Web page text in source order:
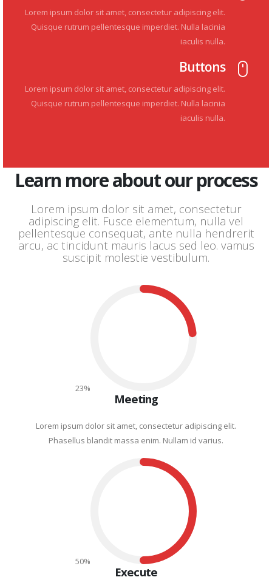
Lorem ipsum dolor sit amet, consectetur adipiscing elit.
Quisque rutrum pellentesque imperdiet. Nulla lacinia
iaculis nulla.
Buttons
Lorem ipsum dolor sit amet, consectetur adipiscing elit.
Quisque rutrum pellentesque imperdiet. Nulla lacinia
iaculis nulla.
Learn more about our process
Lorem ipsum dolor sit amet, consectetur
adipiscing elit. Fusce elementum, nulla vel
pellentesque consequat, ante nulla hendrerit
arcu, ac tincidunt mauris lacus sed leo. vamus
suscipit molestie vestibulum.
24%
Meeting
Lorem ipsum dolor sit amet, consectetur adipiscing elit.
Phasellus blandit massa enim. Nullam id varius.
50%
Execute